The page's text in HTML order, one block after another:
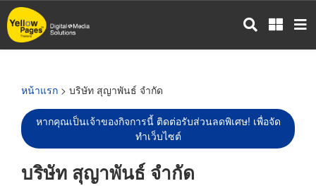
ข้าม
ไป
หน้าแรก > บริษัท สุญาพันธ์ จำกัด
หากคุณเป็นเจ้าของกิจการนี้ ติดต่อรับส่วนลดพิเศษ! เพื่อจัด
ทำเว็บไซต์
บริษัท สุญาพันธ์ จำกัด